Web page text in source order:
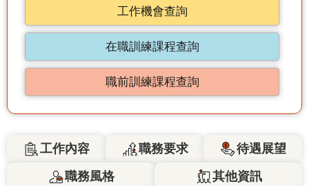
工作機會查詢
在職訓練課程查詢
職前訓練課程查詢
工作內容 職務要求
待遇展望
職務風格
其他資訊